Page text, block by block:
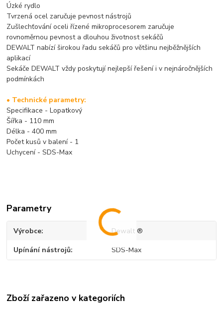
Úzké rydlo
Tvrzená ocel zaručuje pevnost nástrojů
Zušlechťování oceli řízené mikroprocesorem zaručuje
rovnoměrnou pevnost a dlouhou životnost sekáčů
DEWALT nabízí širokou řadu sekáčů pro většinu nejběžnějších
aplikací
Sekáče DEWALT vždy poskytují nejlepší řešení i v nejnáročnějších
podmínkách
• Technické parametry:
Specifikace - Lopatkový
Šířka - 110 mm
Délka - 400 mm
Počet kusů v balení - 1
Uchycení - SDS-Max
Parametry
Výrobce Dewalt ®
Upínání nástrojů SDS-Max
Zboží zařazeno v kategoriích